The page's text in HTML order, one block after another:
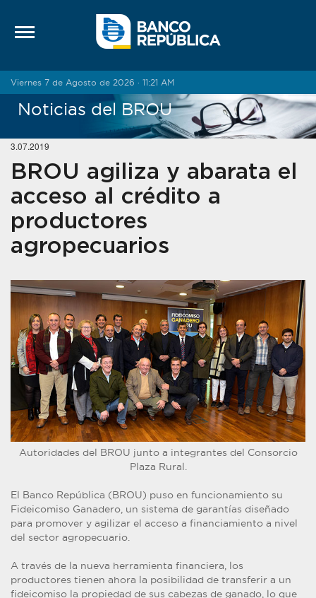
Viernes 7 de Agosto de 2026 · 11:21 AM
Noticias del BROU
3.07.2019
BROU agiliza y abarata el
acceso al crédito a
productores
agropecuarios
Autoridades del BROU junto a integrantes del Consorcio
Plaza Rural.
El Banco República (BROU) puso en funcionamiento su
Fideicomiso Ganadero, un sistema de garantías diseñado
para promover y agilizar el acceso a financiamiento a nivel
del sector agropecuario.
A través de la nueva herramienta financiera, los
productores tienen ahora la posibilidad de transferir a un
fideicomiso la propiedad de sus cabezas de ganado, lo que